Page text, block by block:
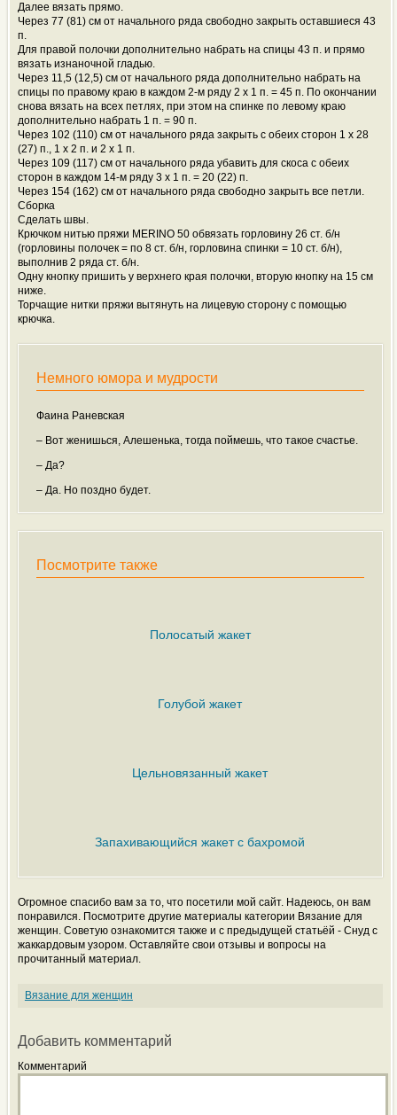
Далее вязать прямо.
Через 77 (81) см от начального ряда свободно закрыть оставшиеся 43
п.
Для правой полочки дополнительно набрать на спицы 43 п. и прямо
вязать изнаночной гладью.
Через 11,5 (12,5) см от начального ряда дополнительно набрать на
спицы по правому краю в каждом 2-м ряду 2 х 1 п. = 45 п. По окончании
снова вязать на всех петлях, при этом на спинке по левому краю
дополнительно набрать 1 п. = 90 п.
Через 102 (110) см от начального ряда закрыть с обеих сторон 1 х 28
(27) п., 1 х 2 п. и 2 х 1 п.
Через 109 (117) см от начального ряда убавить для скоса с обеих
сторон в каждом 14-м ряду 3 х 1 п. = 20 (22) п.
Через 154 (162) см от начального ряда свободно закрыть все петли.
Сборка
Сделать швы.
Крючком нитью пряжи MERINO 50 обвязать горловину 26 ст. б/н
(горловины полочек = по 8 ст. б/н, горловина спинки = 10 ст. б/н),
выполнив 2 ряда ст. б/н.
Одну кнопку пришить у верхнего края полочки, вторую кнопку на 15 см
ниже.
Торчащие нитки пряжи вытянуть на лицевую сторону с помощью
крючка.
Немного юмора и мудрости
Фаина Раневская
– Вот женишься, Алешенька, тогда поймешь, что такое счастье.
– Да?
– Да. Но поздно будет.
Посмотрите также
Полосатый жакет
Голубой жакет
Цельновязанный жакет
Запахивающийся жакет с бахромой
Огромное спасибо вам за то, что посетили мой сайт. Надеюсь, он вам
понравился. Посмотрите другие материалы категории Вязание для
женщин. Советую ознакомится также и с предыдущей статьёй - Снуд с
жаккардовым узором. Оставляйте свои отзывы и вопросы на
прочитанный материал.
Вязание для женщин
Добавить комментарий
Комментарий